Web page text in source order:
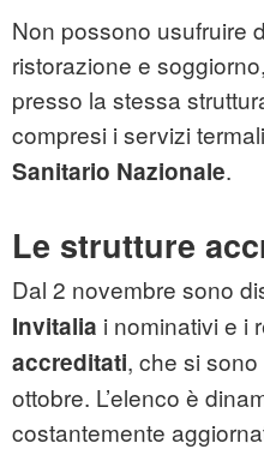
Non possono usufruire
ristorazione e
presso la stessa
compresi i servizi
Sanitario Nazionale.
Le strutture
Dal 2 novembre sono
Invitalia i nominativi e i
accreditati, che si
ottobre. L’elenco è
costantemente